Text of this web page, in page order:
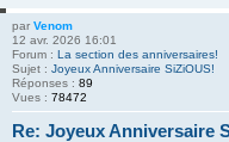
par Venom
12 avr. 2026 16:01
Forum : La section des anniversaires!
Sujet : Joyeux Anniversaire SiZiOUS!
Réponses : 89
Vues : 78472
Re: Joyeux Anniversaire